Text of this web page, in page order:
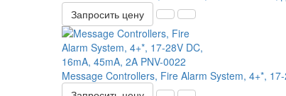
Запросить цену
Message Controllers, Fire Alarm System, 4+*,